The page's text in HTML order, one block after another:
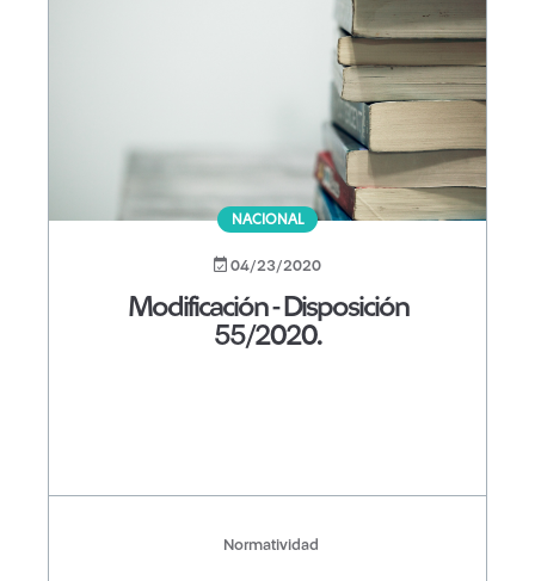
NACIONAL
04/23/2020
Modificación - Disposición
55/2020.
Normatividad